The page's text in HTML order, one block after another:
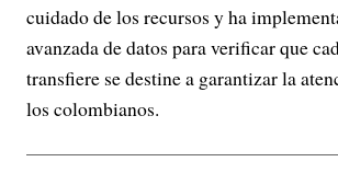
cuidado de los recursos y ha
avanzada de datos para verificar que
transfiere se destine a garantizar la
los colombianos.